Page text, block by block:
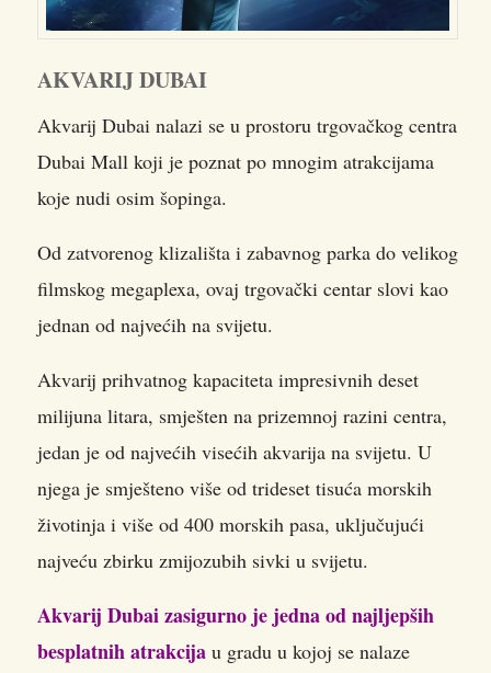
AKVARIJ DUBAI
Akvarij Dubai nalazi se u prostoru trgovačkog centra
Dubai Mall koji je poznat po mnogim atrakcijama
koje nudi osim šopinga.
Od zatvorenog klizališta i zabavnog parka do velikog
filmskog megaplexa, ovaj trgovački centar slovi kao
jednan od najvećih na svijetu.
Akvarij prihvatnog kapaciteta impresivnih deset
milijuna litara, smješten na prizemnoj razini centra,
jedan je od najvećih visećih akvarija na svijetu. U
njega je smješteno više od trideset tisuća morskih
životinja i više od 400 morskih pasa, uključujući
najveću zbirku zmijozubih sivki u svijetu.
Akvarij Dubai zasigurno je jedna od najljepših
besplatnih atrakcija u gradu u kojoj se nalaze